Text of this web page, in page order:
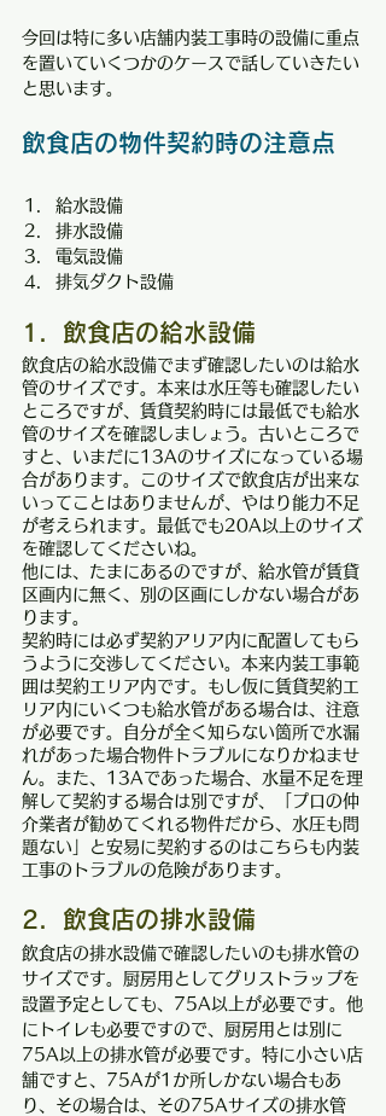
今回は特に多い店舗内装工事時の設備に重点
を置いていくつかのケースで話していきたい
と思います。
飲食店の物件契約時の注意点
給水設備
排水設備
電気設備
排気ダクト設備
1．飲食店の給水設備
飲食店の給水設備でまず確認したいのは給水
管のサイズです。本来は水圧等も確認したい
ところですが、賃貸契約時には最低でも給水
管のサイズを確認しましょう。古いところで
すと、いまだに13Aのサイズになっている場
合があります。このサイズで飲食店が出来な
いってことはありませんが、やはり能力不足
が考えられます。最低でも20A以上のサイズ
を確認してくださいね。
他には、たまにあるのですが、給水管が賃貸
区画内に無く、別の区画にしかない場合があ
ります。
契約時には必ず契約アリア内に配置してもら
うように交渉してください。本来内装工事範
囲は契約エリア内です。もし仮に賃貸契約エ
リア内にいくつも給水管がある場合は、注意
が必要です。自分が全く知らない箇所で水漏
れがあった場合物件トラブルになりかねませ
ん。また、13Aであった場合、水量不足を理
解して契約する場合は別ですが、「プロの仲
介業者が勧めてくれる物件だから、水圧も問
題ない」と安易に契約するのはこちらも内装
工事のトラブルの危険があります。
2．飲食店の排水設備
飲食店の排水設備で確認したいのも排水管の
サイズです。厨房用としてグリストラップを
設置予定としても、75A以上が必要です。他
にトイレも必要ですので、厨房用とは別に
75A以上の排水管が必要です。特に小さい店
舗ですと、75Aが1か所しかない場合もあ
り、その場合は、その75Aサイズの排水管